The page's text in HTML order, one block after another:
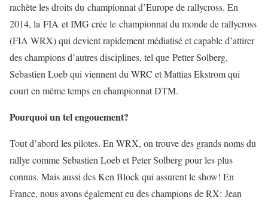
rachète les droits du championnat d’Europe de rallycross. En
2014, la FIA et IMG crée le championnat du monde de rallycross
(FIA WRX) qui devient rapidement médiatisé et capable d’attirer
des champions d’autres disciplines, tel que Petter Solberg,
Sebastien Loeb qui viennent du WRC et Mattias Ekstrom qui
court en même temps en championnat DTM.
Pourquoi un tel engouement?
Tout d’abord les pilotes. En WRX, on trouve des grands noms du
rallye comme Sebastien Loeb et Peter Solberg pour les plus
connus. Mais aussi des Ken Block qui assurent le show! En
France, nous avons également eu des champions de RX: Jean